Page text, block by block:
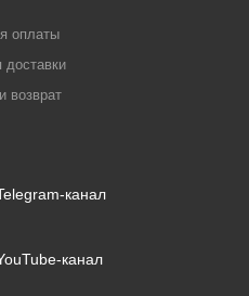
оплаты
доставки
возврат
канал
канал